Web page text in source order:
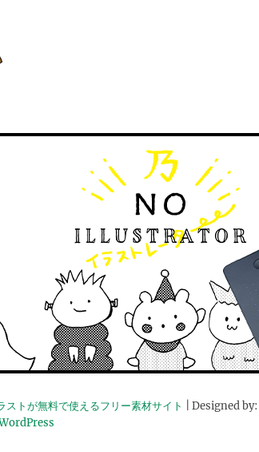
トが無料で使えるフリー素材サイト | Designed by: